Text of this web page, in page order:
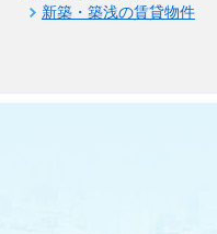
新築・築浅の賃貸物件